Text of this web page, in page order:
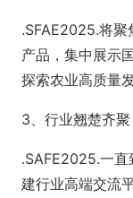
.SFAE2025.将聚
产品，集中展示
探索农业高质量
3、行业翘楚齐
.SAFE2025.一
建行业高端交流